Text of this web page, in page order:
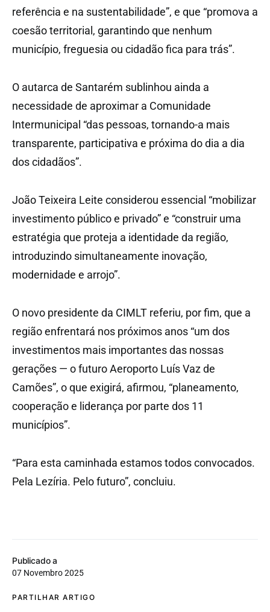
Publicado a
07 Novembro 2025
PARTILHAR ARTIGO
referência e na sustentabilidade”, e que “promova a
coesão territorial, garantindo que nenhum
município, freguesia ou cidadão fica para trás”.
O autarca de Santarém sublinhou ainda a
necessidade de aproximar a Comunidade
Intermunicipal “das pessoas, tornando-a mais
transparente, participativa e próxima do dia a dia
dos cidadãos”.
João Teixeira Leite considerou essencial “mobilizar
investimento público e privado” e “construir uma
estratégia que proteja a identidade da região,
introduzindo simultaneamente inovação,
modernidade e arrojo”.
O novo presidente da CIMLT referiu, por fim, que a
região enfrentará nos próximos anos “um dos
investimentos mais importantes das nossas
gerações — o futuro Aeroporto Luís Vaz de
Camões”, o que exigirá, afirmou, “planeamento,
cooperação e liderança por parte dos 11
municípios”.
“Para esta caminhada estamos todos convocados.
Pela Lezíria. Pelo futuro”, concluiu.